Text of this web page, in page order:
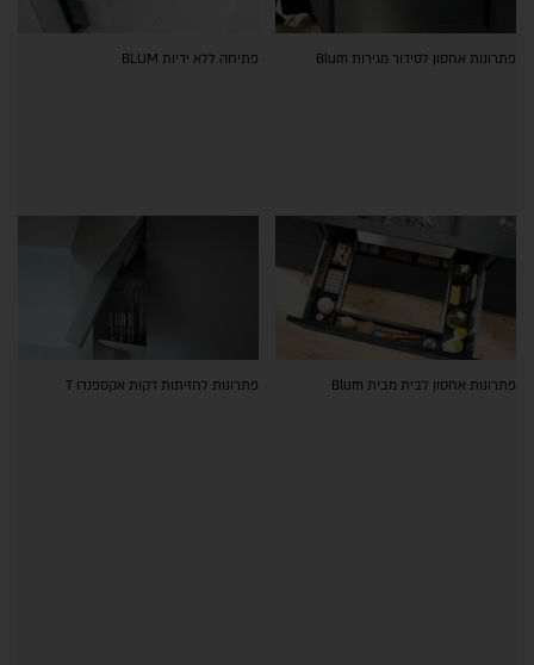
פתרונות אחסון לסידור מגירות Blum פתיחה ללא ידיות BLUM
פתרונות אחסון לבית מבית Blum פתרונות לחזיתות דקות אקספנדו T